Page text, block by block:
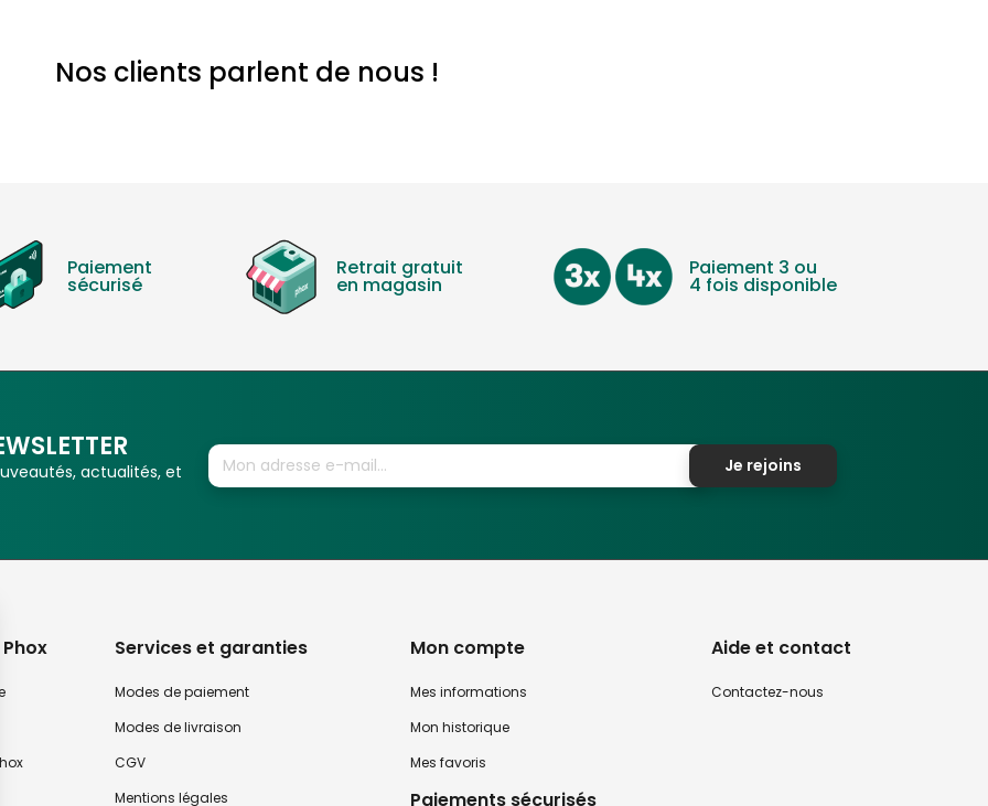
Nos clients parlent de nous !
Paiement
sécurisé
Retrait gratuit
en magasin
Paiement 3 ou
4 fois disponible
actualités, et Je rejoins
Services et garanties
Modes de paiement
Modes de livraison
CGV
Mentions légales
Mon compte
Mes informations
Mon historique
Mes favoris
Paiements sécurisés
Aide et contact
Contactez-nous